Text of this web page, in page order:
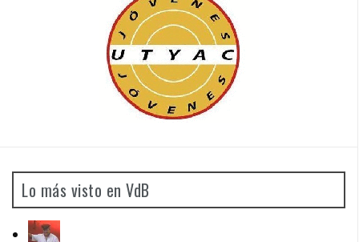
Lo más visto en VdB